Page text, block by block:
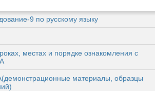
9 по русскому языку
местах и порядке ознакомления с
материалы, образцы